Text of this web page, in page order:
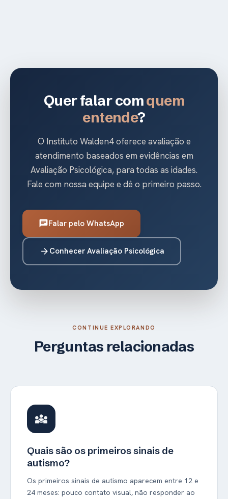
Quer falar comquem
entende?
O Instituto Walden4 oferece avaliação e
atendimento baseados em evidências em
Avaliação Psicológica, para todas as idades.
Fale com nossa equipe e dê o primeiro passo.
chatFalar pelo WhatsApp
arrow_forward Conhecer Avaliação Psicológica
CONTINUE EXPLORANDO
Perguntas relacionadas
diversity_3
Quais são os primeiros sinais de
autismo?
Os primeiros sinais de autismo aparecem entre 12 e
24 meses: pouco contato visual, não responder ao